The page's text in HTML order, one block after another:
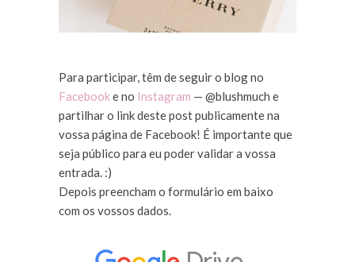
Para participar, têm de seguir o blog no
Facebooke no Instagram — @blushmuch e
partilhar o link deste post publicamente na
vossa página de Facebook! É importante que
seja público para eu poder validar a vossa
entrada. :)
Depois preencham o formulário em baixo
com os vossos dados.